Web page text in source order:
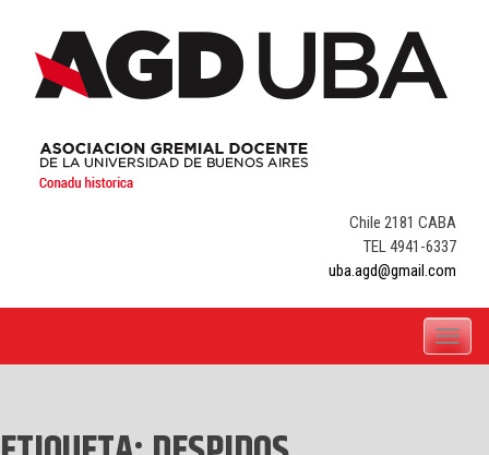
content
Chile 2181 CABA
TEL 4941-6337
uba.agd@gmail.com
Toggle